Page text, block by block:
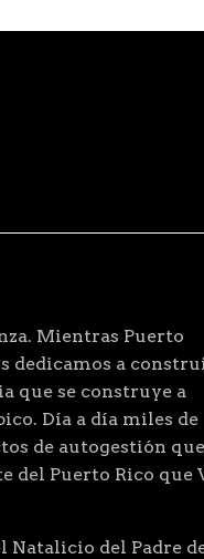
Mientras Puerto
dedicamos a
que se construye a
Día a día miles de
de autogestión que
del Puerto Rico que
Natalicio del Padre